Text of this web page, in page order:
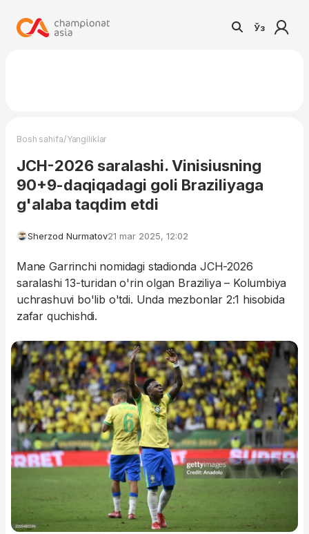
Ўз
Bosh sahifa/Yangiliklar
JCH-2026 saralashi. Vinisiusning
90+9-daqiqadagi goli Braziliyaga
g'alaba taqdim etdi
Sherzod Nurmatov21 mar 2025, 12:02
Mane Garrinchi nomidagi stadionda JCH-2026
saralashi 13-turidan o'rin olgan Braziliya – Kolumbiya
uchrashuvi bo'lib o'tdi. Unda mezbonlar 2:1 hisobida
zafar quchishdi.